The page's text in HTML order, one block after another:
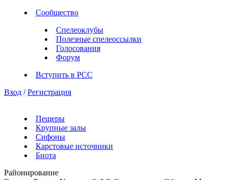
Сообщество
Спелеоклубы
Полезные спелеоссылки
Голосования
Форум
Вступить в РСС
Вход / Регистрация
Пещеры
Крупные залы
Сифоны
Карстовые источники
Биота
Районирование